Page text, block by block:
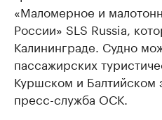
«Маломерное и
России» SLS Russia,
Калининграде. Судно
пассажирских
Куршском и Балтийском
пресс-служба ОСК.